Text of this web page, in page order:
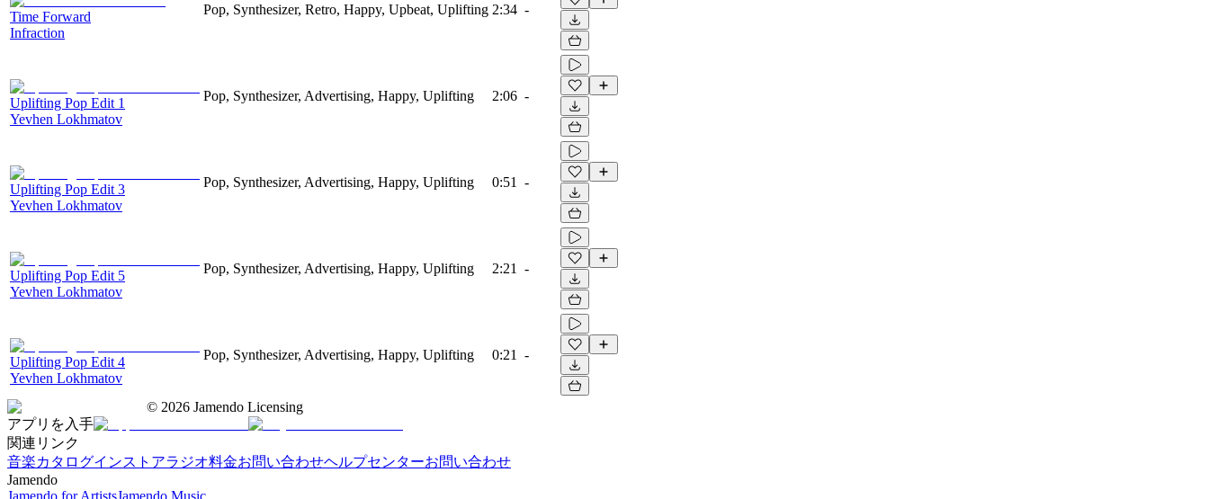
Time Forward
Infraction
Pop, Synthesizer, Retro, Happy, Upbeat, Uplifting 2:34 -
Uplifting Pop Edit 1
Yevhen Lokhmatov
Pop, Synthesizer, Advertising, Happy, Uplifting 2:06 -
Uplifting Pop Edit 3
Yevhen Lokhmatov
Pop, Synthesizer, Advertising, Happy, Uplifting 0:51 -
Uplifting Pop Edit 5
Yevhen Lokhmatov
Pop, Synthesizer, Advertising, Happy, Uplifting 2:21 -
Uplifting Pop Edit 4
Yevhen Lokhmatov
Pop, Synthesizer, Advertising, Happy, Uplifting 0:21 -
© 2026 Jamendo Licensing
アプリを入手
関連リンク
音楽カタログインストアラジオ料金お問い合わせヘルプセンターお問い合わせ
Jamendo
Jamendo for ArtistsJamendo Music